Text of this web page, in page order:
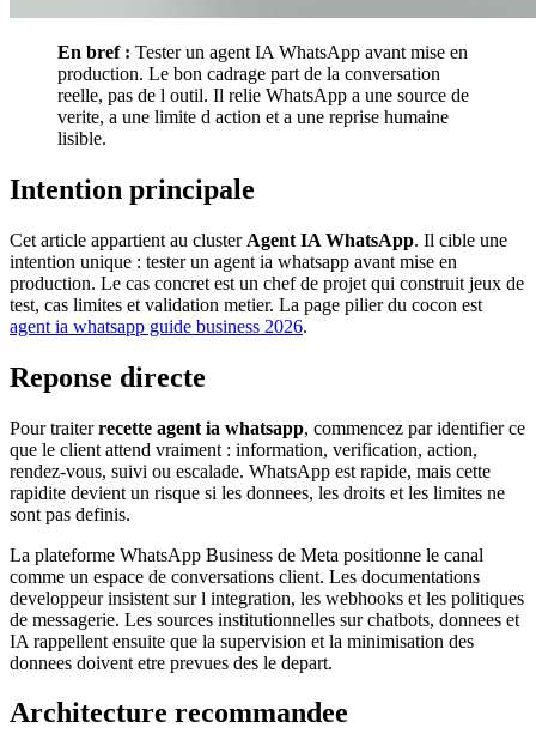
En bref : Tester un agent IA WhatsApp avant mise en
production. Le bon cadrage part de la conversation
reelle, pas de l outil. Il relie WhatsApp a une source de
verite, a une limite d action et a une reprise humaine
lisible.
Intention principale
Cet article appartient au cluster Agent IA WhatsApp. Il cible une
intention unique : tester un agent ia whatsapp avant mise en
production. Le cas concret est un chef de projet qui construit jeux de
test, cas limites et validation metier. La page pilier du cocon est
agent ia whatsapp guide business 2026.
Reponse directe
Pour traiterrecette agent ia whatsapp, commencez par identifier ce
que le client attend vraiment : information, verification, action,
rendez-vous, suivi ou escalade. WhatsApp est rapide, mais cette
rapidite devient un risque si les donnees, les droits et les limites ne
sont pas definis.
La plateforme WhatsApp Business de Meta positionne le canal
comme un espace de conversations client. Les documentations
developpeur insistent sur l integration, les webhooks et les politiques
de messagerie. Les sources institutionnelles sur chatbots, donnees et
IA rappellent ensuite que la supervision et la minimisation des
donnees doivent etre prevues des le depart.
Architecture recommandee